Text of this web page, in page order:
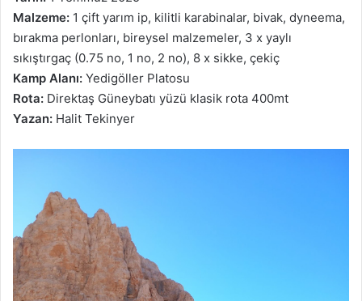
Malzeme: 1 çift yarım ip, kilitli karabinalar, bivak, dyneema,
bırakma perlonları, bireysel malzemeler, 3 x yaylı
sıkıştırgaç (0.75 no, 1 no, 2 no), 8 x sikke, çekiç
Kamp Alanı: Yedigöller Platosu
Rota: Direktaş Güneybatı yüzü klasik rota 400mt
Yazan: Halit Tekinyer